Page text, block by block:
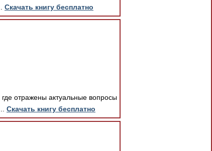
Скачать книгу бесплатно
отражены актуальные вопросы
Скачать книгу бесплатно